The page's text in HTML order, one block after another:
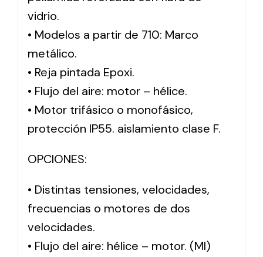
vidrio.
• Modelos a partir de 710: Marco
metálico.
• Reja pintada Epoxi.
• Flujo del aire: motor – hélice.
• Motor trifásico o monofásico,
protección IP55. aislamiento clase F.
OPCIONES:
• Distintas tensiones, velocidades,
frecuencias o motores de dos
velocidades.
• Flujo del aire: hélice – motor. (MI)